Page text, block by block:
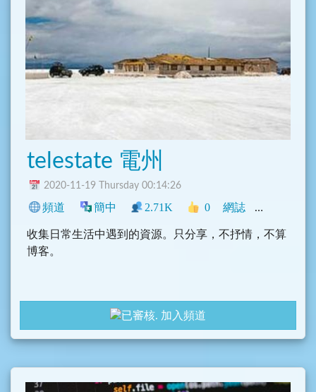
telestate 電州
2020-11-19 Thursday 00:14:26
頻道 簡中 2.71K 0 網誌 中文圈
收集日常生活中遇到的資源。只分享，不抒情，不算
博客。
加入頻道